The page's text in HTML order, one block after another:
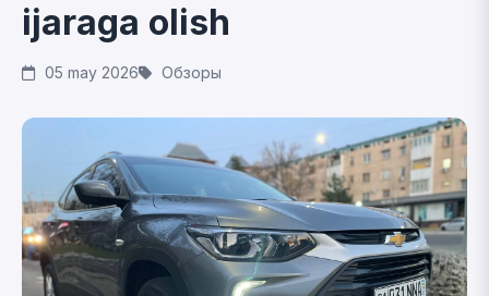
ijaraga olish
05 may 2026 Обзоры